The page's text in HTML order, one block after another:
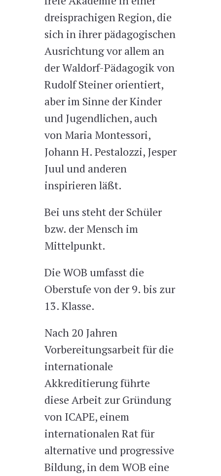
dreisprachigen Region, die
sich in ihrer pädagogischen
Ausrichtung vor allem an
der Waldorf-Pädagogik von
Rudolf Steiner orientiert,
aber im Sinne der Kinder
und Jugendlichen, auch
von Maria Montessori,
Johann H. Pestalozzi, Jesper
Juul und anderen
inspirieren läßt.
Bei uns steht der Schüler
bzw. der Mensch im
Mittelpunkt.
Die WOB umfasst die
Oberstufe von der 9. bis zur
13. Klasse.
Nach 20 Jahren
Vorbereitungsarbeit für die
internationale
Akkreditierung führte
diese Arbeit zur Gründung
von ICAPE, einem
internationalen Rat für
alternative und progressive
Bildung, in dem WOB eine